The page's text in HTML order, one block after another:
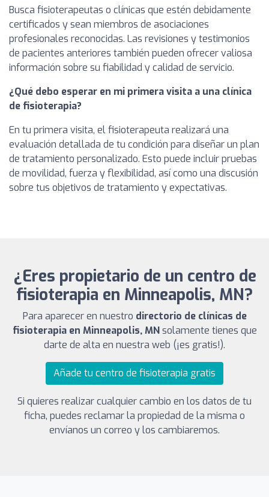
Busca fisioterapeutas o clínicas que estén debidamente
certificados y sean miembros de asociaciones
profesionales reconocidas. Las revisiones y testimonios
de pacientes anteriores también pueden ofrecer valiosa
información sobre su fiabilidad y calidad de servicio.
¿Qué debo esperar en mi primera visita a una clínica
de fisioterapia?
En tu primera visita, el fisioterapeuta realizará una
evaluación detallada de tu condición para diseñar un plan
de tratamiento personalizado. Esto puede incluir pruebas
de movilidad, fuerza y flexibilidad, así como una discusión
sobre tus objetivos de tratamiento y expectativas.
¿Eres propietario de un centro de
fisioterapia en Minneapolis, MN?
Para aparecer en nuestro directorio de clínicas de
fisioterapia en Minneapolis, MNsolamente tienes que
darte de alta en nuestra web (¡es gratis!).
Añade tu centro de fisioterapia gratis
Si quieres realizar cualquier cambio en los datos de tu
ficha, puedes reclamar la propiedad de la misma o
envíanos un correo y los cambiaremos.